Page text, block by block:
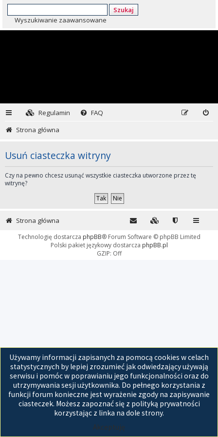
Szukaj
Wyszukiwanie zaawansowane
Regulamin
FAQ
Strona główna
Usuń ciasteczka witryny
Czy na pewno chcesz usunąć wszystkie ciasteczka utworzone przez tę
witrynę?
Używamy informacji zapisanych za pomocą cookies w celach
statystycznych by lepiej zrozumieć jak odwiedzający używają
serwisu i pomóc w poprawianiu jego funkcjonalności oraz do
utrzymywania sesji użytkownika. Do pełnego korzystania z
funkcji forum konieczne jest wyrażenie zgody na zapisywanie
ciasteczek. Możesz zapoznać się z polityką prywatności
korzystając z linka na dole strony.
Akceptuję
Strona główna
Technologię dostarcza phpBB® Forum Software © phpBB Limited
Polski pakiet językowy dostarcza phpBB.pl
GZIP: Off